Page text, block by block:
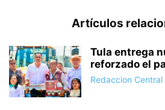
Artículos
Tula entrega
reforzado el
Redaccion Central